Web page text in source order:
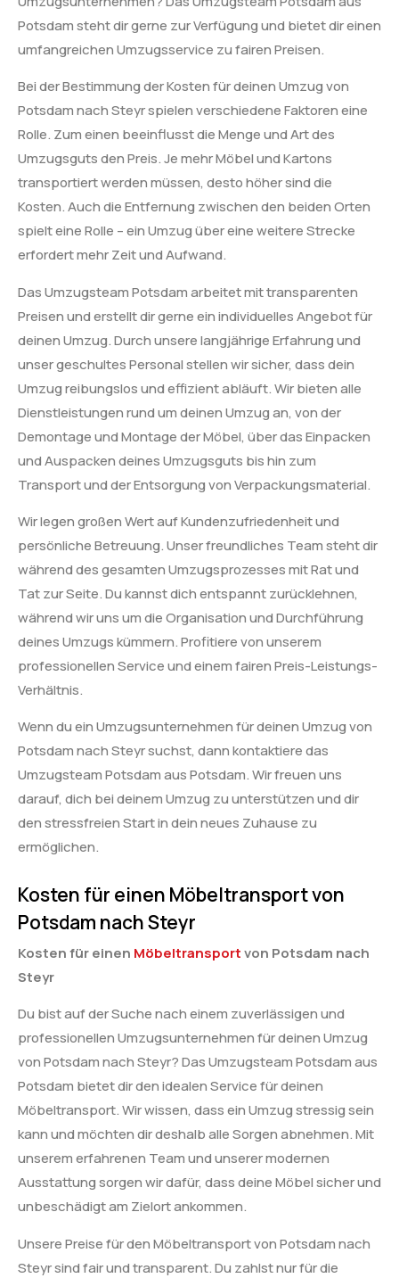
Potsdam steht dir gerne zur Verfügung und bietet dir einen
umfangreichen Umzugsservice zu fairen Preisen.
Bei der Bestimmung der Kosten für deinen Umzug von
Potsdam nach Steyr spielen verschiedene Faktoren eine
Rolle. Zum einen beeinflusst die Menge und Art des
Umzugsguts den Preis. Je mehr Möbel und Kartons
transportiert werden müssen, desto höher sind die
Kosten. Auch die Entfernung zwischen den beiden Orten
spielt eine Rolle – ein Umzug über eine weitere Strecke
erfordert mehr Zeit und Aufwand.
Das Umzugsteam Potsdam arbeitet mit transparenten
Preisen und erstellt dir gerne ein individuelles Angebot für
deinen Umzug. Durch unsere langjährige Erfahrung und
unser geschultes Personal stellen wir sicher, dass dein
Umzug reibungslos und effizient abläuft. Wir bieten alle
Dienstleistungen rund um deinen Umzug an, von der
Demontage und Montage der Möbel, über das Einpacken
und Auspacken deines Umzugsguts bis hin zum
Transport und der Entsorgung von Verpackungsmaterial.
Wir legen großen Wert auf Kundenzufriedenheit und
persönliche Betreuung. Unser freundliches Team steht dir
während des gesamten Umzugsprozesses mit Rat und
Tat zur Seite. Du kannst dich entspannt zurücklehnen,
während wir uns um die Organisation und Durchführung
deines Umzugs kümmern. Profitiere von unserem
professionellen Service und einem fairen Preis-Leistungs-
Verhältnis.
Wenn du ein Umzugsunternehmen für deinen Umzug von
Potsdam nach Steyr suchst, dann kontaktiere das
Umzugsteam Potsdam aus Potsdam. Wir freuen uns
darauf, dich bei deinem Umzug zu unterstützen und dir
den stressfreien Start in dein neues Zuhause zu
ermöglichen.
Kosten für einen Möbeltransport von
Potsdam nach Steyr
Kosten für einen Möbeltransportvon Potsdam nach
Steyr
Du bist auf der Suche nach einem zuverlässigen und
professionellen Umzugsunternehmen für deinen Umzug
von Potsdam nach Steyr? Das Umzugsteam Potsdam aus
Potsdam bietet dir den idealen Service für deinen
Möbeltransport. Wir wissen, dass ein Umzug stressig sein
kann und möchten dir deshalb alle Sorgen abnehmen. Mit
unserem erfahrenen Team und unserer modernen
Ausstattung sorgen wir dafür, dass deine Möbel sicher und
unbeschädigt am Zielort ankommen.
Unsere Preise für den Möbeltransport von Potsdam nach
Steyr sind fair und transparent. Du zahlst nur für die